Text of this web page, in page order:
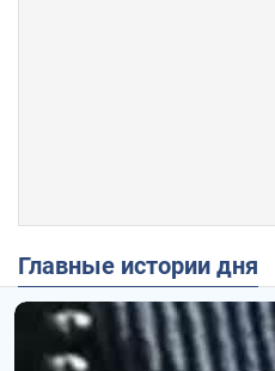
Главные истории дня